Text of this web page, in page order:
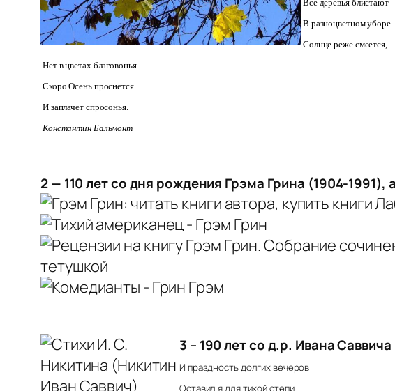
Все деревья блистают
В разноцветном уборе.
Солнце реже смеется,
Нет в цветах благовонья.
Скоро Осень проснется
И заплачет спросонья.
Константин Бальмонт
2 — 110 лет со дня рождения Грэма Грина (1904-1991),
3 – 190 лет со д.р. Ивана
И праздность долгих вечеров
Оставил я для тихой степи